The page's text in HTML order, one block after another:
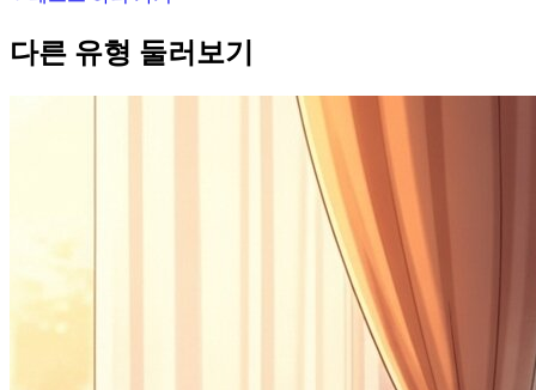
다른 유형 둘러보기